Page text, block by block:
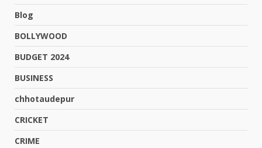
Blog
BOLLYWOOD
BUDGET 2024
BUSINESS
chhotaudepur
CRICKET
CRIME